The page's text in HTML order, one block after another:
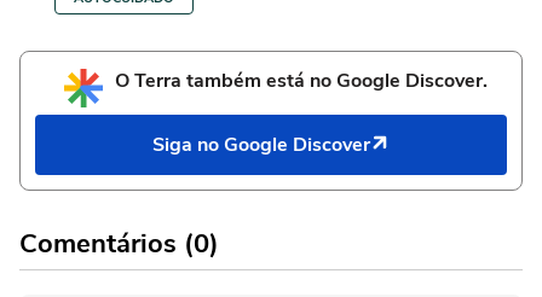
O Terra também está no Google Discover.
Siga no Google Discover
Comentários (0)